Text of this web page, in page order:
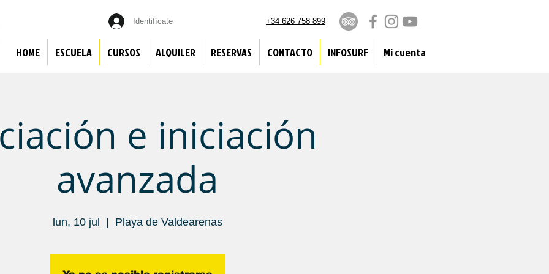
Identifícate +34 626 758 899
HOME ESCUELA CURSOS ALQUILER RESERVAS CONTACTO INFOSURF Mi cuenta
e iniciación
avanzada
lun, 10 jul Playa de Valdearenas